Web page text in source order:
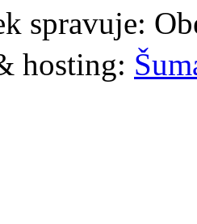
spravuje:
hosting: